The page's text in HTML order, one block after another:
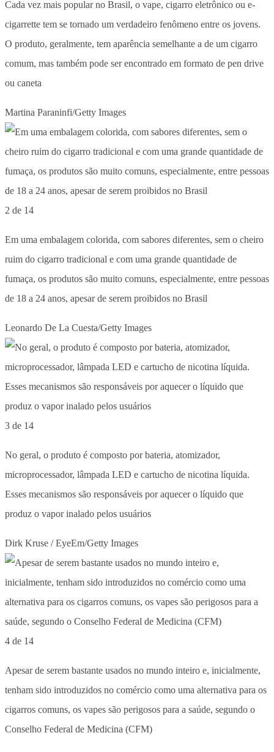
Cada vez mais popular no Brasil, o vape, cigarro eletrônico ou e-
cigarrette tem se tornado um verdadeiro fenômeno entre os jovens.
O produto, geralmente, tem aparência semelhante a de um cigarro
comum, mas também pode ser encontrado em formato de pen drive
ou caneta
Martina Paraninfi/Getty Images
2 de 14
Em uma embalagem colorida, com sabores diferentes, sem o cheiro
ruim do cigarro tradicional e com uma grande quantidade de
fumaça, os produtos são muito comuns, especialmente, entre pessoas
de 18 a 24 anos, apesar de serem proibidos no Brasil
Leonardo De La Cuesta/Getty Images
3 de 14
No geral, o produto é composto por bateria, atomizador,
microprocessador, lâmpada LED e cartucho de nicotina líquida.
Esses mecanismos são responsáveis por aquecer o líquido que
produz o vapor inalado pelos usuários
Dirk Kruse / EyeEm/Getty Images
4 de 14
Apesar de serem bastante usados no mundo inteiro e, inicialmente,
tenham sido introduzidos no comércio como uma alternativa para os
cigarros comuns, os vapes são perigosos para a saúde, segundo o
Conselho Federal de Medicina (CFM)